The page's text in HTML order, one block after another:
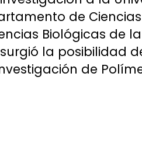
de
Biológicas de
la posibilidad
de